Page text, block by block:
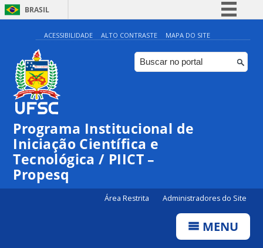
BRASIL
Simplifique!
Comunica BR
Participe
Canais
ACESSIBILIDADE ALTO CONTRASTE MAPA DO SITE
Programa Institucional de
Iniciação Científica e
Tecnológica / PIICT –
Propesq
Área Restrita Administradores do Site
MENU